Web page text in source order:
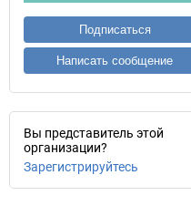
Подписаться
Написать сообщение
Вы представитель этой
организации?
Зарегистрируйтесь